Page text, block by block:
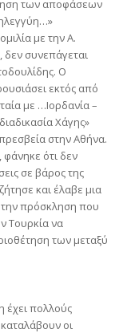
των αποφάσεων
με την Α.
συνεπάγεται
Ο
εκτός από
με …Ιορδανία –
Χάγης»
στην Αθήνα.
ότι δεν
σε βάρος της
και έλαβε μια
την πρόσκληση που
Τουρκία να
των μεταξύ
έχει πολλούς
οι